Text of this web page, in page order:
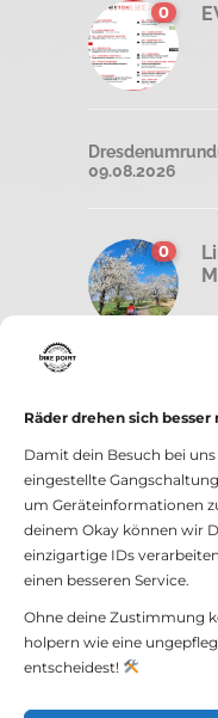
Räder drehen sich
Damit dein Besuch bei
eingestellte
um Geräteinformationen
deinem Okay können wir
einzigartige IDs
einen besseren Service.
Ohne deine Zustimmung
holpern wie eine
entscheidest!
0
09.08.2026
0
bike point